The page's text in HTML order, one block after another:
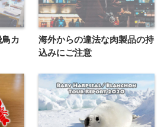
カ
海外からの違法な肉製品の持
込みにご注意